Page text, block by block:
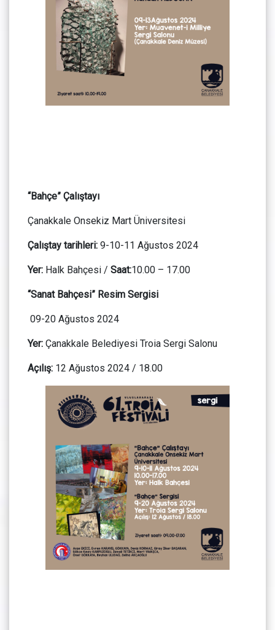
“Bahçe” Çalıştayı
Çanakkale Onsekiz Mart Üniversitesi
Çalıştay tarihleri: 9-10-11 Ağustos 2024
Yer: Halk Bahçesi / Saat:10.00 – 17.00
“Sanat Bahçesi” Resim Sergisi
09-20 Ağustos 2024
Yer: Çanakkale Belediyesi Troia Sergi Salonu
Açılış: 12 Ağustos 2024 / 18.00